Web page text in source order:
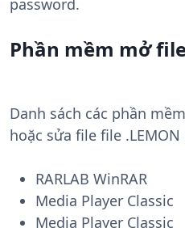
password.
Phần mềm mở
Danh sách các phần
hoặc sửa file file
RARLAB WinRAR
Media Player Classic
Media Player Classic